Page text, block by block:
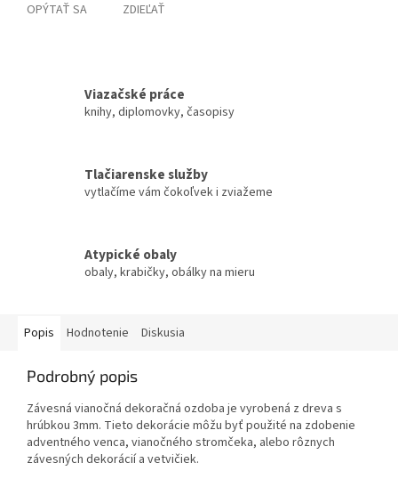
OPÝTAŤ SA ZDIEĽAŤ
Viazačské práce
knihy, diplomovky, časopisy
Tlačiarenske služby
vytlačíme vám čokoľvek i zviažeme
Atypické obaly
obaly, krabičky, obálky na mieru
Popis Hodnotenie Diskusia
Podrobný popis
Závesná vianočná dekoračná ozdoba je vyrobená z dreva s
hrúbkou 3mm. Tieto dekorácie môžu byť použité na zdobenie
adventného venca, vianočného stromčeka, alebo rôznych
závesných dekorácií a vetvičiek.